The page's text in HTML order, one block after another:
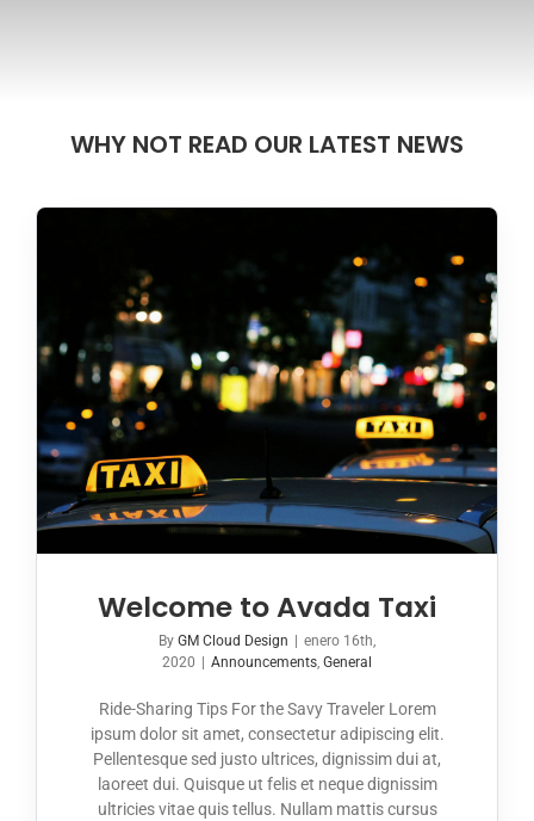
WHY NOT READ OUR LATEST NEWS
Welcome to Avada Taxi
By GM Cloud Design | enero 16th,
2020 | Announcements General
Ride-Sharing Tips For the Savy Traveler Lorem
ipsum dolor sit amet, consectetur adipiscing elit.
Pellentesque sed justo ultrices, dignissim dui at,
laoreet dui. Quisque ut felis et neque dignissim
ultricies vitae quis tellus. Nullam mattis cursus